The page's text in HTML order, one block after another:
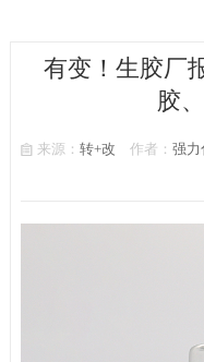
有变！生胶厂
胶
来源： 转+改 作者： 强力